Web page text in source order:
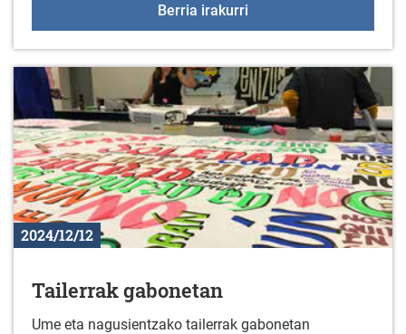
Berria irakurri
2024/12/12
Tailerrak gabonetan
Ume eta nagusientzako tailerrak gabonetan